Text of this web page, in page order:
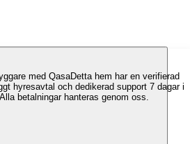
med QasaDetta hem har en verifierad
hyresavtal och dedikerad support 7 dagar i
betalningar hanteras genom oss.